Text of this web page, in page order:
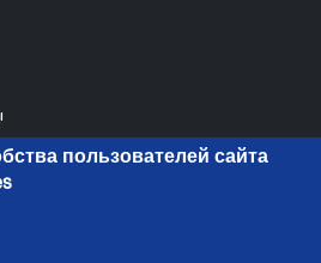
и информатизации Республики
пользователей сайта